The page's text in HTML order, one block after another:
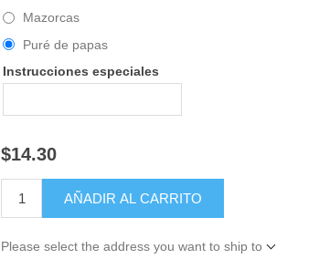
Mazorcas
Puré de papas
Instrucciones especiales
$14.30
Please select the address you want to ship to